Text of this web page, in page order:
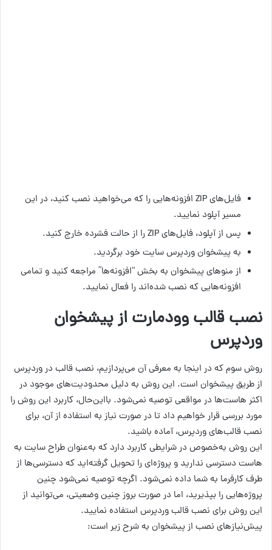
فایل‌های ZIP افزونه‌هایی را که می‌خواهید نصب کنید، در این
مسیر آپلود نمایید.
پس از آپلود، فایل‌های ZIP را از حالت فشرده خارج کنید.
به پیشخوان وردپرس سایت خود برگردید.
از منوهای پیشخوان به بخش “افزونه‌ها” مراجعه کنید و تمامی
افزونه‌هایی که نصب شده‌اند را فعال نمایید.
نصب قالب وودمارت از پیشخوان
وردپرس
روش سوم که در اینجا به معرفی آن می‌پردازیم، نصب قالب در وردپرس
از طریق پیشخوان است. این روش به دلیل محدودیت‌های موجود در
اکثر هاست‌ها در مواقعی توصیه نمی‌شود. بااین‌حال، کاربرد این روش را
مورد بررسی قرار خواهیم داد تا در صورت نیاز به استفاده از آن، برای
نصب قالب‌های وردپرس، آماده باشید.
این روش به‌خصوص در شرایطی کاربرد دارد که به‌عنوان طراح سایت به
هاست دسترسی ندارید و پروژه‌ای را تحویل گرفته‌اید که دسترسی‌ها از
طرف کارفرما به شما داده نمی‌شود. اگرچه توصیه نمی‌شود چنین
پروژه‌هایی را بپذیرید، اما در صورت بروز چنین وضعیتی، می‌توانید از
این روش برای نصب قالب وردپرس استفاده نمایید.
پیش‌نیازهای نصب از پیشخوان به شرح زیر است: